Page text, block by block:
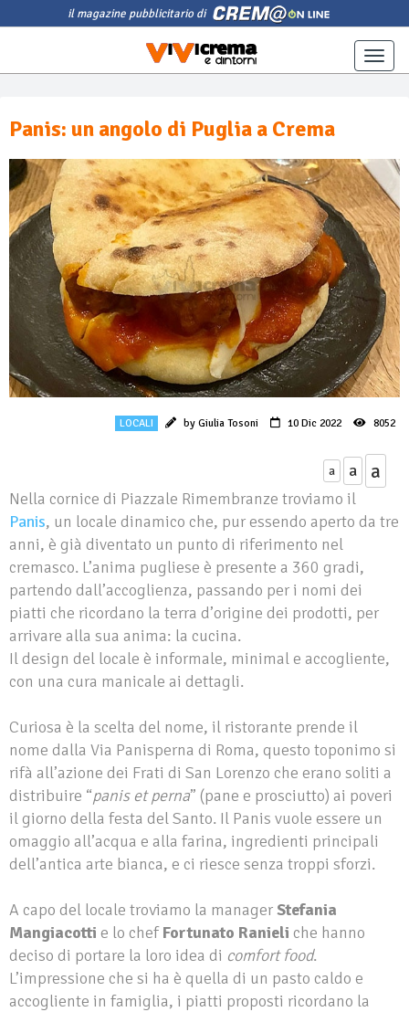
il magazine pubblicitario di
Toggle
Panis: un angolo di Puglia a Crema
LOCALI by Giulia Tosoni 10 Dic 2022 8052
a a a
Nella cornice di Piazzale Rimembranze troviamo il
Panis, un locale dinamico che, pur essendo aperto da tre
anni, è già diventato un punto di riferimento nel
cremasco. L’anima pugliese è presente a 360 gradi,
partendo dall’accoglienza, passando per i nomi dei
piatti che ricordano la terra d’origine dei prodotti, per
arrivare alla sua anima: la cucina.
Il design del locale è informale, minimal e accogliente,
con una cura manicale ai dettagli.
Curiosa è la scelta del nome, il ristorante prende il
nome dalla Via Panisperna di Roma, questo toponimo si
rifà all’azione dei Frati di San Lorenzo che erano soliti a
distribuire “panis et perna” (pane e prosciutto) ai poveri
il giorno della festa del Santo. Il Panis vuole essere un
omaggio all’acqua e alla farina, ingredienti principali
dell’antica arte bianca, e ci riesce senza troppi sforzi.
A capo del locale troviamo la managerStefania
Mangiacotti e lo chefFortunato Ranieli che hanno
deciso di portare la loro idea di comfort food.
L’impressione che si ha è quella di un pasto caldo e
accogliente in famiglia, i piatti proposti ricordano la